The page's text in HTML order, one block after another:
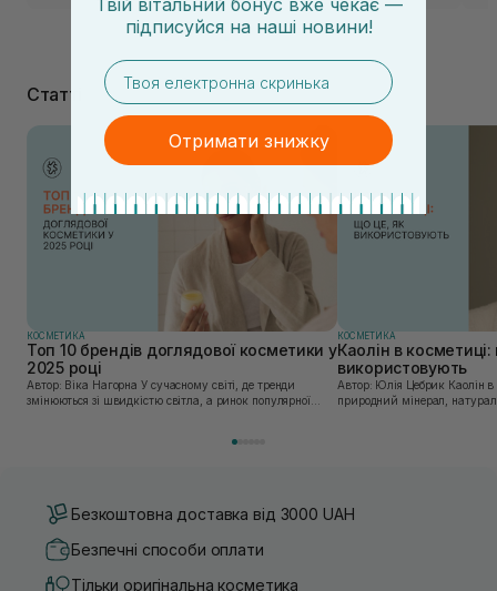
рідких гідрофільних олій.
Статті
КОСМЕТИКА
Топ 10 брендів доглядової косметики у
2025 році
Автор: Віка Нагорна У сучасному світі, де тренди
змінюються зі швидкістю світла, а ринок популярної
КОСМЕТИКА
Каолін в
використовують
Автор: Юлія Цебрик Каолін в косметології – це
природний мінерал,
Безкоштовна доставка від 3000 UAH
Безпечні способи оплати
Тільки оригінальна косметика
Твій вітальний бонус вже чекає —
підписуйся на наші новини!
email
Отримати знижку